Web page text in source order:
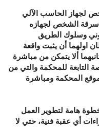
لجهاز الحاسب الآلي
سرقة الشخص لجهازه
وسلوك الطريق
اولهما أن يثبت واقعة
ألا يتمكن من مباشرة
التابعة للمحكمة والتي من
المحكمة ومباشرة
هامة لتطوير العمل
أي عقبة فنية، حتي لا